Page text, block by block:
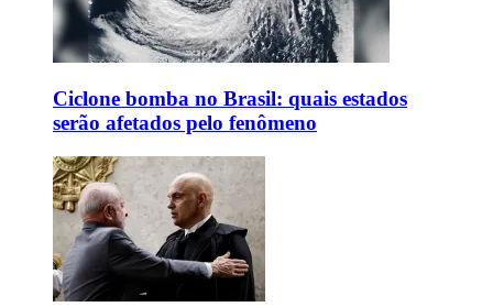
Ciclone bomba no Brasil: quais estados
serão afetados pelo fenômeno